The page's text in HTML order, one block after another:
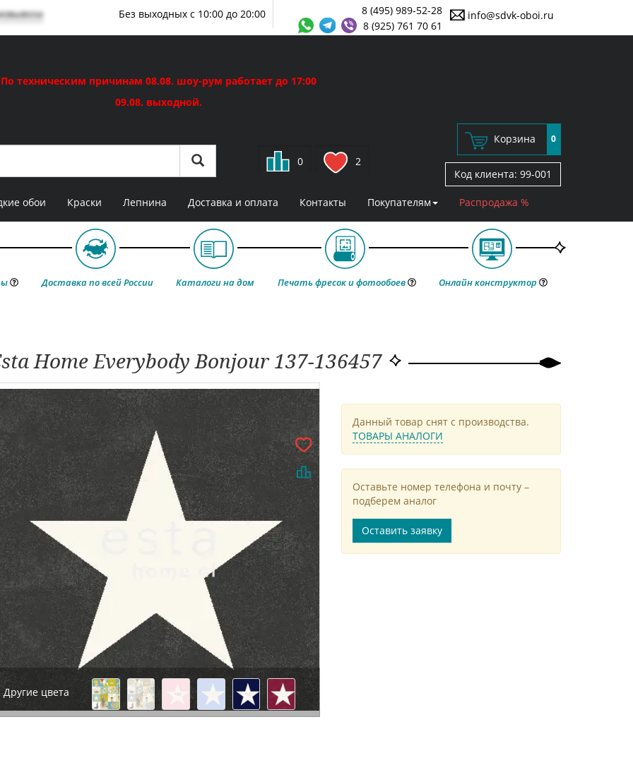
info@sdvk-oboi.ru
8 (495) 989-52-28
8 (925) 761 70 61
Без выходных с 10:00 до 20:00
По техническим причинам 08.08. шоу-рум работает до 17:00
09.08. выходной.
0 2
Корзина 0
Код клиента: 99-001
обои Краски Лепнина Доставка и оплата Контакты Покупателям Распродажа %
Доставка по всей России Каталоги на дом Печать фресок и фотообоев Онлайн конструктор
Home Everybody Bonjour 137-136457
Другие цвета
Назад
Данный товар снят с производства.
ТОВАРЫ АНАЛОГИ
Оставьте номер телефона и почту –
подберем аналог
Оставить заявку